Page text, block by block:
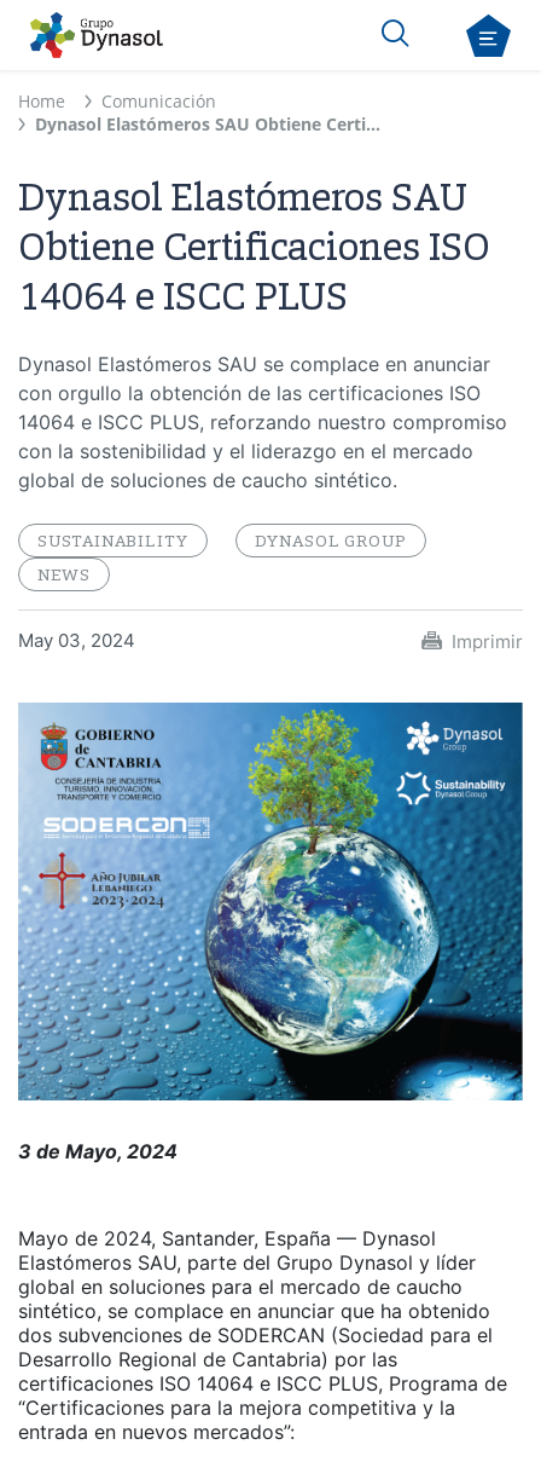
Home
Comunicación
Dynasol Elastómeros SAU Obtiene Certificaciones ISO 14064 e ISCC PLUS
Dynasol Elastómeros SAU
Obtiene Certificaciones ISO
14064 e ISCC PLUS
Dynasol Elastómeros SAU se complace en anunciar
con orgullo la obtención de las certificaciones ISO
14064 e ISCC PLUS, reforzando nuestro compromiso
con la sostenibilidad y el liderazgo en el mercado
global de soluciones de caucho sintético.
SUSTAINABILITY
DYNASOL GROUP
NEWS
May 03, 2024 Imprimir
3 de Mayo, 2024
Mayo de 2024, Santander, España — Dynasol
Elastómeros SAU, parte del Grupo Dynasol y líder
global en soluciones para el mercado de caucho
sintético, se complace en anunciar que ha obtenido
dos subvenciones de SODERCAN (Sociedad para el
Desarrollo Regional de Cantabria) por las
certificaciones ISO 14064 e ISCC PLUS, Programa de
“Certificaciones para la mejora competitiva y la
entrada en nuevos mercados”: